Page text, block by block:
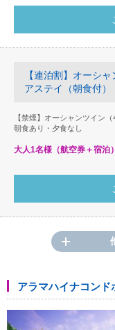
【連泊割】オーシ
アステイ（朝食付）
【禁煙】オーシャンツイン（
朝食あり・夕食なし
大人1名様（航空券＋宿泊
アラマハイナコンド